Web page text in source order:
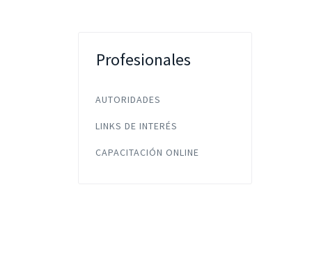
Profesionales
AUTORIDADES
LINKS DE INTERÉS
CAPACITACIÓN ONLINE